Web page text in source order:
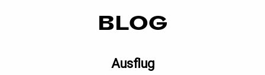
BLOG
Ausflug